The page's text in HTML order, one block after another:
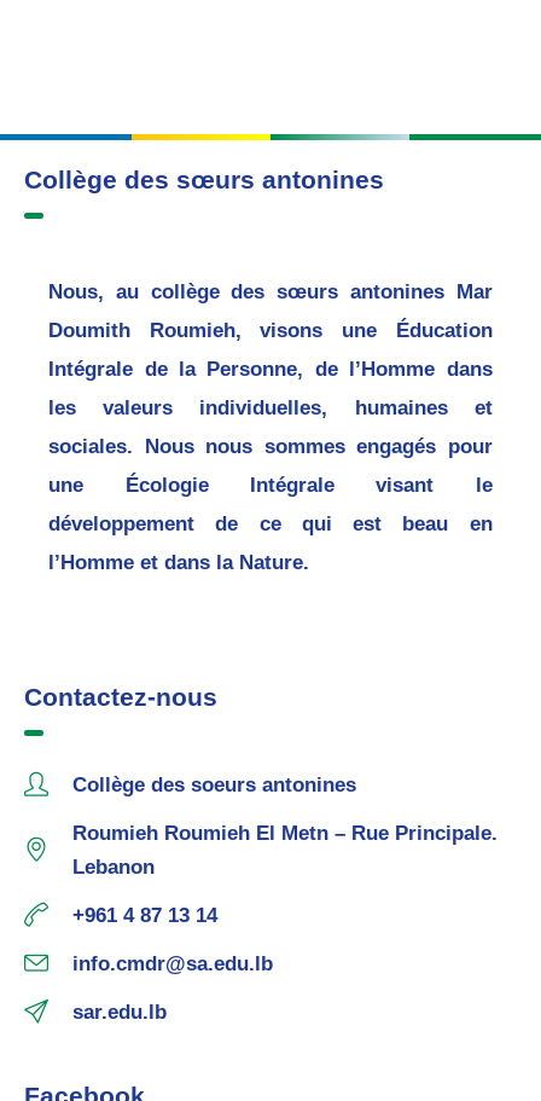
Collège des sœurs antonines
Nous, au collège des sœurs antonines Mar
Doumith Roumieh, visons une Éducation
Intégrale de la Personne, de l’Homme dans
les valeurs individuelles, humaines et
sociales. Nous nous sommes engagés pour
une Écologie Intégrale visant le
développement de ce qui est beau en
l’Homme et dans la Nature.
Contactez-nous
Collège des soeurs antonines
Roumieh Roumieh El Metn – Rue Principale.
Lebanon
+961 4 87 13 14
info.cmdr@sa.edu.lb
sar.edu.lb
Facebook